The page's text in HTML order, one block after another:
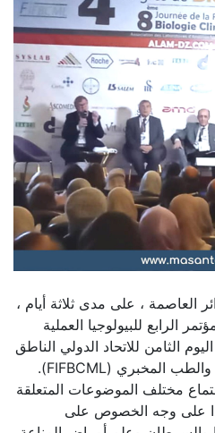
العاصمة ، على مدى ثلاثة أيام ،
، المؤتمر الرابع للبيولوجيا العملية
الثامن للاتحاد الدولي الناطق
بالفرنسية للبيولوجيا السريرية والطب المخبري (FIFBCML).
مختلف الموضوعات المتعلقة
على وجه الخصوص على